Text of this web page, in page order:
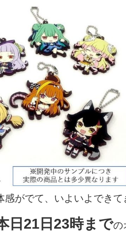
感がでて、いよいよでき
日21日23時までの